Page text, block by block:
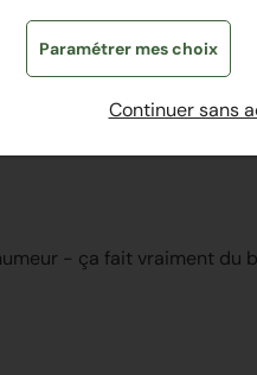
- ça fait vraiment
Paramétrer mes choix
Continuer sans